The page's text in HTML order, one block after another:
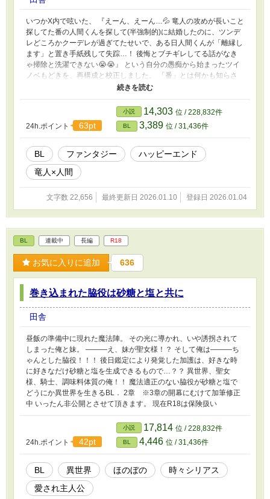
いつかX内で呟いた、 『えーん、えーん…💦 竜人の攻めが長いこと
探してた番の人間くんを探して(半強制的)に結婚したのに、ツンデ
レどころかクーデレが過ぎてたせいで、ある日人間くんが「離縁し
ます」と置き手紙残して失踪…！ 後悔とブチギレしてる話がなき
ゃ掃除と洗濯できない😭😭』 という自分の愚痴から始まったツイ
ノベもどきを、再構成と校正しました。 「番」とは何かも知らさ
れず、 選択肢すら与えられなかった人間リオと、 大切にしてい
る“つもり”だった竜人のナガレ。 ちゃんとハッピーエンドです。
24h.ポイント 63pt
小説 14,303 位 / 228,832件
BL 3,389 位 / 31,436件
BL ファンタジー
ハッピーエンド
竜人×人間
文字数 22,656 最終更新日 2026.01.10 登録日 2026.01.04
BL 連載中 長編 R18
お気に入りに追加 636
巻き込まれた脇役は砂糖と塩と共に
田舎
昼飯の準備中に現れた魔法陣。 その光に導かれ、いや誘拐されて
しまった俺と妹。 ―――え、妹が聖女様！？ そして俺は―――ち
ゃんとした脇役！！！ 後日鑑定により発覚した加護は、好きな時
に好きなだけ砂糖と塩を生成できるもので…？？ 異世界、聖女
様、騎士、調味料体質の俺！！ 魔法適正のない脇役が砂糖と塩で
どうにか異世界を生きるBL． 2章 ※3章の開幕にむけて加筆修正
中 いったん非公開とさせて頂きます。 現在R18は保険扱い
24h.ポイント 42pt
小説 17,814 位 / 228,832件
BL 4,446 位 / 31,436件
BL 異世界 ほのぼの
時々シリアス
愛され主人公